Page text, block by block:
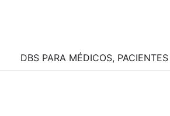
DBS PARA MÉDICOS,